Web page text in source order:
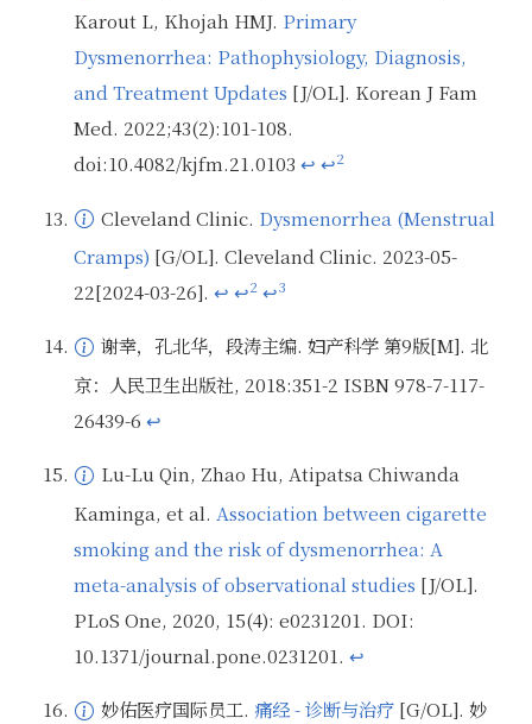
Karout L, Khojah HMJ. Primary
Dysmenorrhea: Pathophysiology, Diagnosis,
and Treatment Updates [J/OL]. Korean J Fam
Med. 2022;43(2):101-108.
doi:10.4082/kjfm.21.0103 ↩ ↩2
Cleveland Clinic. Dysmenorrhea (Menstrual
Cramps) [G/OL]. Cleveland Clinic. 2023-05-
22[2024-03-26]. ↩ ↩2 ↩3
谢幸，孔北华，段涛主编. 妇产科学 第9版[M]. 北
京：人民卫生出版社, 2018:351-2 ISBN 978-7-117-
26439-6 ↩
Lu-Lu Qin, Zhao Hu, Atipatsa Chiwanda
Kaminga, et al. Association between cigarette
smoking and the risk of dysmenorrhea: A
meta-analysis of observational studies [J/OL].
PLoS One, 2020, 15(4): e0231201. DOI:
10.1371/journal.pone.0231201. ↩
妙佑医疗国际员工. 痛经 - 诊断与治疗 [G/OL]. 妙